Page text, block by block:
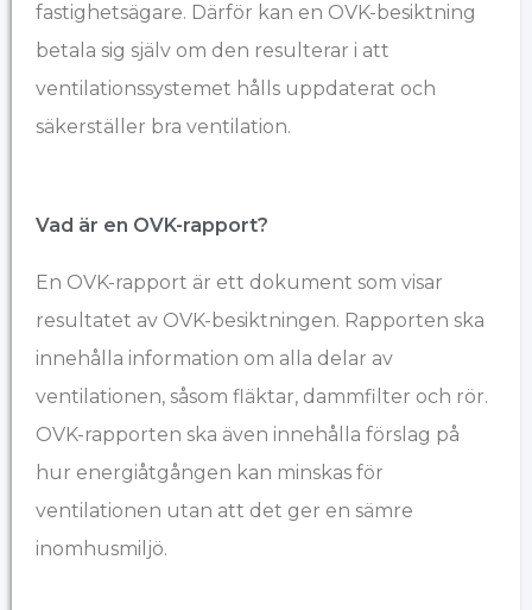
fastighetsägare. Därför kan en OVK-besiktning
betala sig själv om den resulterar i att
ventilationssystemet hålls uppdaterat och
säkerställer bra ventilation.
Vad är en OVK-rapport?
En OVK-rapport är ett dokument som visar
resultatet av OVK-besiktningen. Rapporten ska
innehålla information om alla delar av
ventilationen, såsom fläktar, dammfilter och rör.
OVK-rapporten ska även innehålla förslag på
hur energiåtgången kan minskas för
ventilationen utan att det ger en sämre
inomhusmiljö.